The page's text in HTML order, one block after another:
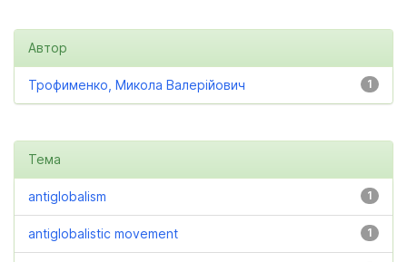
Автор
1
Трофименко, Микола Валерійович
Тема
1
antiglobalism
1
antiglobalistic movement